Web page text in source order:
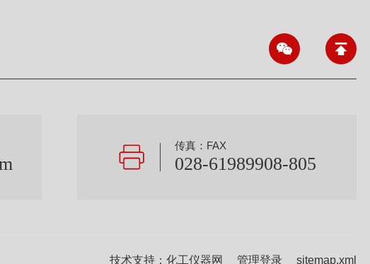
传真：FAX
028-61989908-805
技术支持：化工仪器网 管理登录 sitemap.xml